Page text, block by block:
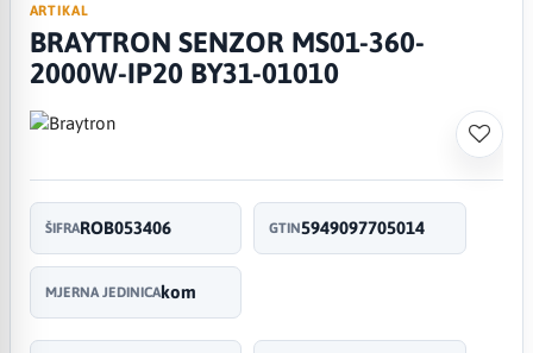
ARTIKAL
BRAYTRON SENZOR MS01-360-
2000W-IP20 BY31-01010
ŠIFRAROB053406 GTIN5949097705014
MJERNA JEDINICAkom